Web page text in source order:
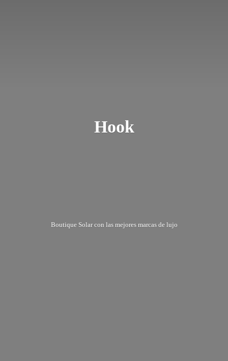
Hook
Boutique Solar con las mejores marcas de lujo